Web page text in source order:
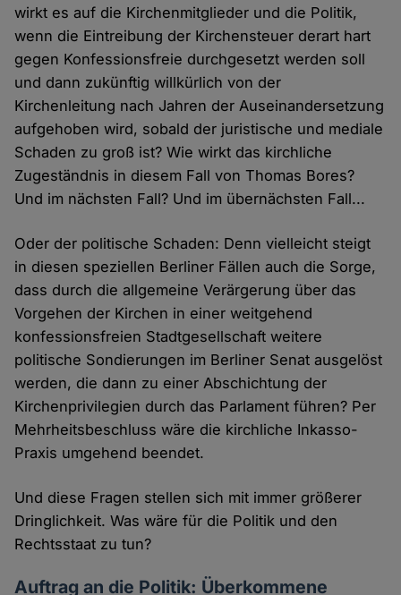
wirkt es auf die Kirchenmitglieder und die Politik,
wenn die Eintreibung der Kirchensteuer derart hart
gegen Konfessionsfreie durchgesetzt werden soll
und dann zukünftig willkürlich von der
Kirchenleitung nach Jahren der Auseinandersetzung
aufgehoben wird, sobald der juristische und mediale
Schaden zu groß ist? Wie wirkt das kirchliche
Zugeständnis in diesem Fall von Thomas Bores?
Und im nächsten Fall? Und im übernächsten Fall...
Oder der politische Schaden: Denn vielleicht steigt
in diesen speziellen Berliner Fällen auch die Sorge,
dass durch die allgemeine Verärgerung über das
Vorgehen der Kirchen in einer weitgehend
konfessionsfreien Stadtgesellschaft weitere
politische Sondierungen im Berliner Senat ausgelöst
werden, die dann zu einer Abschichtung der
Kirchenprivilegien durch das Parlament führen? Per
Mehrheitsbeschluss wäre die kirchliche Inkasso-
Praxis umgehend beendet.
Und diese Fragen stellen sich mit immer größerer
Dringlichkeit. Was wäre für die Politik und den
Rechtsstaat zu tun?
Auftrag an die Politik: Überkommene